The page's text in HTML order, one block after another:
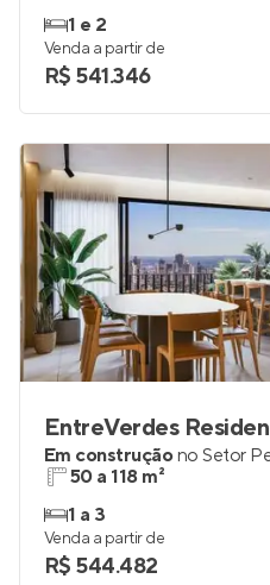
1 e 2
Venda a partir de
R$ 541.346
EntreVerdes
Em construçãono Setor
50 a 118 m²
1 a 3
Venda a partir de
R$ 544.482